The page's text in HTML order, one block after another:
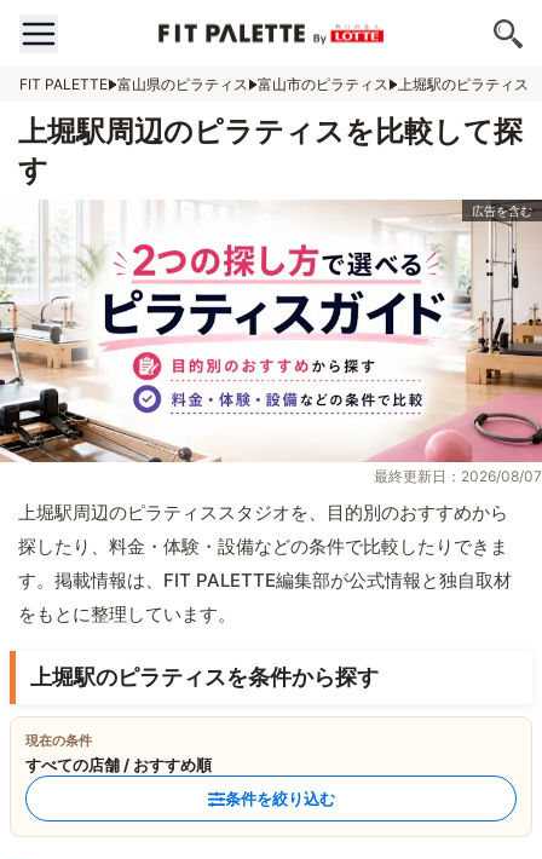
FIT PALETTE 富山県のピラティス 富山市のピラティス 上堀駅のピラティス
上堀駅周辺のピラティスを比較して探
す
最終更新日：2026/08/07
上堀駅周辺のピラティススタジオを、目的別のおすすめから
探したり、料金・体験・設備などの条件で比較したりできま
す。掲載情報は、FIT PALETTE編集部が公式情報と独自取材
をもとに整理しています。
上堀駅のピラティスを条件から探す
現在の条件
すべての店舗 / おすすめ順
条件を絞り込む